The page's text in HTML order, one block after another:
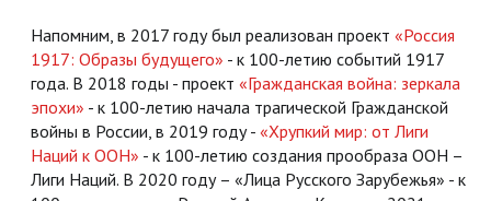
Напомним, в 2017 году был реализован проект «Россия
1917: Образы будущего» - к 100-летию событий 1917
года. В 2018 годы - проект «Гражданская война: зеркала
эпохи» - к 100-летию начала трагической Гражданской
войны в России, в 2019 году - «Хрупкий мир: от Лиги
Наций к ООН» - к 100-летию создания прообраза ООН –
Лиги Наций. В 2020 году – «Лица Русского Зарубежья» - к